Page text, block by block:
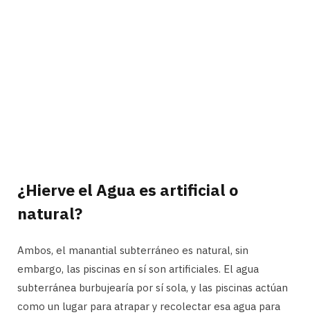
¿Hierve el Agua es artificial o
natural?
Ambos, el manantial subterráneo es natural, sin
embargo, las piscinas en sí son artificiales. El agua
subterránea burbujearía por sí sola, y las piscinas actúan
como un lugar para atrapar y recolectar esa agua para